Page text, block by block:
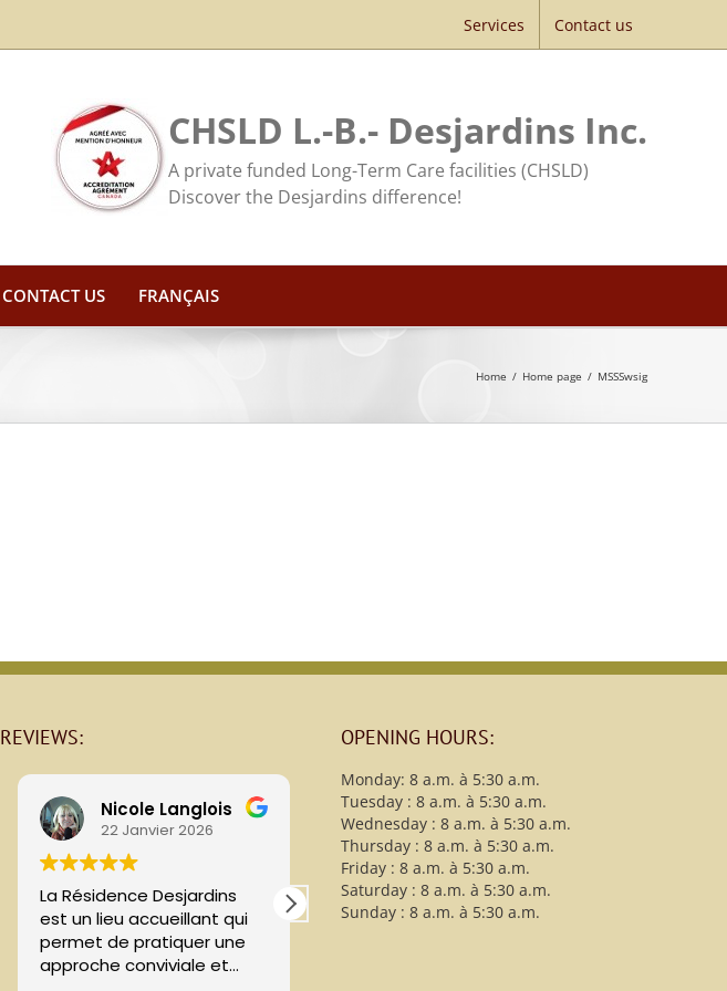
Services Contact us
CHSLD L.-B.- Desjardins Inc.
A private funded Long-Term Care facilities (CHSLD)
Discover the Desjardins difference!
CONTACT US FRANÇAIS
Home / Home page / MSSSwsig
REVIEWS:
Nicole Langlois
22 Janvier 2026
La Résidence Desjardins
est un lieu accueillant qui
permet de pratiquer une
approche conviviale et
christy B
13 Avril 2021
Maman nous a quitté
après deux mois de soins
OPENING HOURS:
Monday: 8 a.m. à 5:30 a.m.
Tuesday : 8 a.m. à 5:30 a.m.
Wednesday : 8 a.m. à 5:30 a.m.
Thursday : 8 a.m. à 5:30 a.m.
Friday : 8 a.m. à 5:30 a.m.
Saturday : 8 a.m. à 5:30 a.m.
Sunday : 8 a.m. à 5:30 a.m.